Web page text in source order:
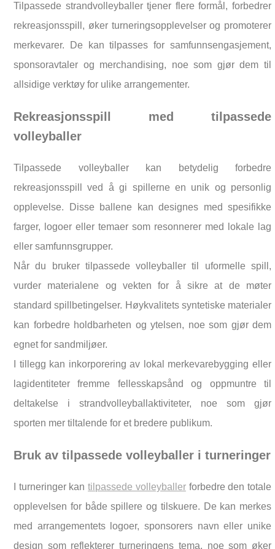
Tilpassede strandvolleyballer tjener flere formål, forbedrer
rekreasjonsspill, øker turneringsopplevelser og promoterer
merkevarer. De kan tilpasses for samfunnsengasjement,
sponsoravtaler og merchandising, noe som gjør dem til
allsidige verktøy for ulike arrangementer.
Rekreasjonsspill med tilpassede
volleyballer
Tilpassede volleyballer kan betydelig forbedre
rekreasjonsspill ved å gi spillerne en unik og personlig
opplevelse. Disse ballene kan designes med spesifikke
farger, logoer eller temaer som resonnerer med lokale lag
eller samfunnsgrupper.
Når du bruker tilpassede volleyballer til uformelle spill,
vurder materialene og vekten for å sikre at de møter
standard spillbetingelser. Høykvalitets syntetiske materialer
kan forbedre holdbarheten og ytelsen, noe som gjør dem
egnet for sandmiljøer.
I tillegg kan inkorporering av lokal merkevarebygging eller
lagidentiteter fremme fellesskapsånd og oppmuntre til
deltakelse i strandvolleyballaktiviteter, noe som gjør
sporten mer tiltalende for et bredere publikum.
Bruk av tilpassede volleyballer i turneringer
I turneringer kantilpassede volleyballerforbedre den totale
opplevelsen for både spillere og tilskuere. De kan merkes
med arrangementets logoer, sponsorers navn eller unike
design som reflekterer turneringens tema, noe som øker